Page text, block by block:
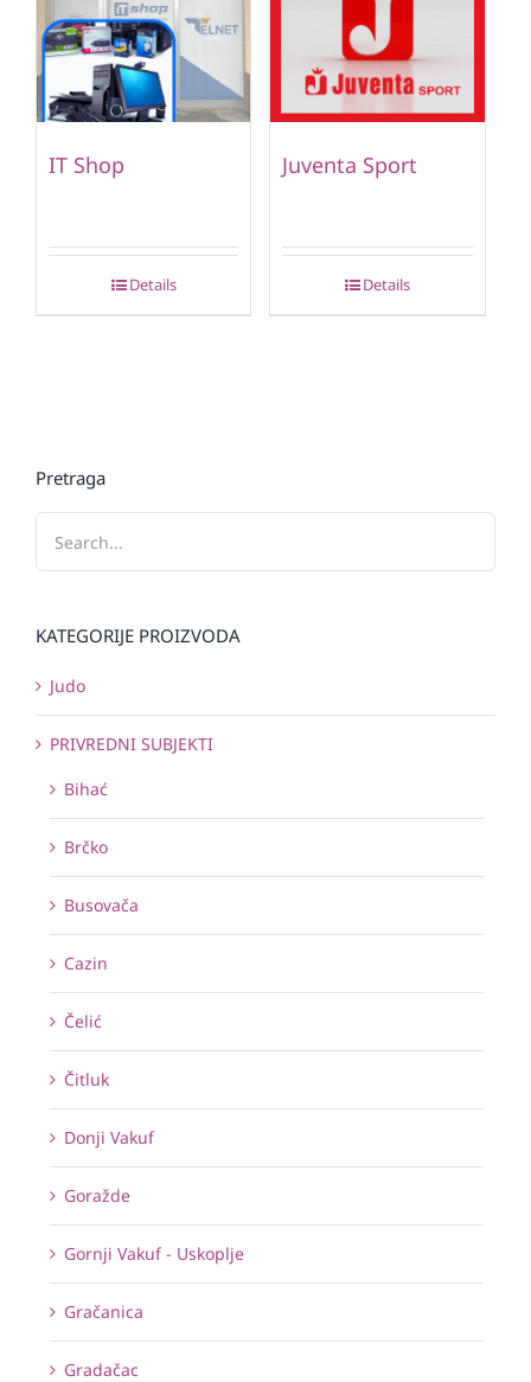
IT Shop
Details
Juventa Sport
Details
Pretraga
KATEGORIJE PROIZVODA
Judo
PRIVREDNI SUBJEKTI
Bihać
Brčko
Busovača
Cazin
Čelić
Čitluk
Donji Vakuf
Goražde
Gornji Vakuf - Uskoplje
Gračanica
Gradačac